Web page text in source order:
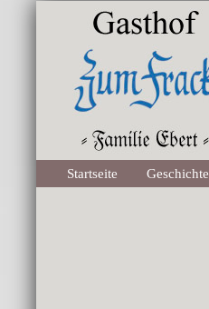
Startseite Geschichte